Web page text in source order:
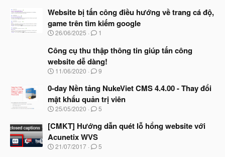
à
b
ắ
đ
ầ
u
Website bị tấn công điều hướng về trang cá độ,
game trên tìm kiếm google
N
à
y
b
ắ
đ
ầ
u
26/06/2025 1
Công cụ thu thập thông tin giúp tấn công
website dễ dàng!
N
à
b
ắ
đ
ầ
u
11/06/2020 9
0-day Nền tảng NukeViet CMS 4.4.00 - Thay đổi
mật khẩu quản trị viên
N
à
b
ắ
25/05/2020 5
[CMKT] Hướng dẫn quét lỗ hổng website với
Acunetix WVS
N
21/07/2017 5